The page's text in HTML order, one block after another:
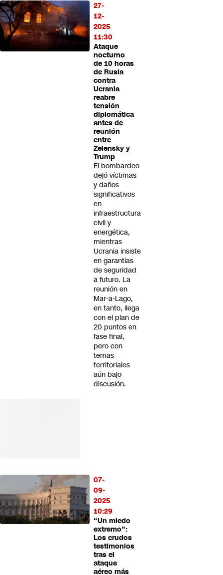
27-
12-
2025
11:30
Ataque
nocturno
de 10 horas
de Rusia
contra
Ucrania
reabre
tensión
diplomática
antes de
reunión
entre
Zelensky y
Trump
El bombardeo
dejó víctimas
y daños
significativos
en
infraestructura
civil y
energética,
mientras
Ucrania insiste
en garantías
de seguridad
a futuro. La
reunión en
Mar-a-Lago,
en tanto, llega
con el plan de
20 puntos en
fase final,
pero con
temas
territoriales
aún bajo
discusión.
07-
09-
2025
10:29
“Un miedo
extremo”:
Los crudos
testimonios
tras el
ataque
aéreo más